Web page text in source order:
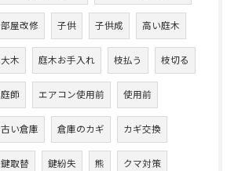
部屋改修 子供 子供成 高い庭木
大木 庭木お手入れ 枝払う 枝切る
庭師 エアコン使用前 使用前
古い倉庫 倉庫のカギ カギ交換
鍵取替 鍵紛失 熊 クマ対策